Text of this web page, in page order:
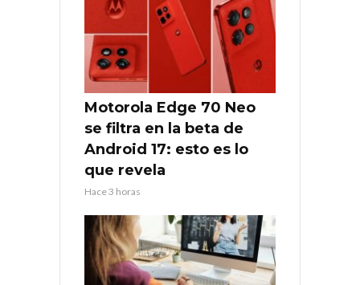
Motorola Edge 70 Neo
se filtra en la beta de
Android 17: esto es lo
que revela
Hace 3 horas